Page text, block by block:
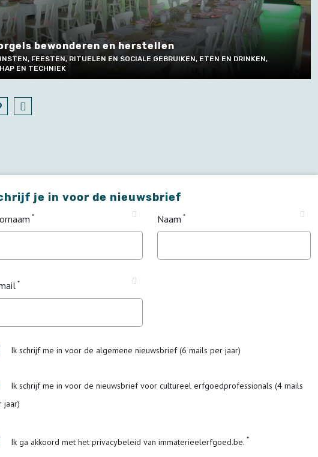
bewonderen en herstellen
FEESTEN, RITUELEN EN SOCIALE GEBRUIKEN, ETEN EN DRINKEN,
EN TECHNIEK
je in voor de nieuwsbrief
Naam
Ik schrijf me in voor de algemene nieuwsbrief (6 mails per jaar)
Ik schrijf me in voor de nieuwsbrief voor cultureel erfgoedprofessionals (4 mails
jaar)
Ik ga akkoord met het privacybeleid van immaterieelerfgoed.be.